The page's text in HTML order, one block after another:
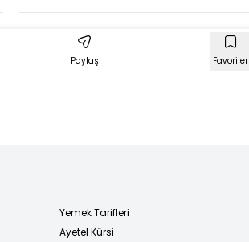
nelere dikkat
Paylaş Favoriler
Yemek Tarifleri
Ayetel Kürsi